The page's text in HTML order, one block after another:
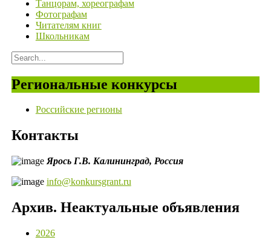
Танцорам, хореографам
Фотографам
Читателям книг
Школьникам
Региональные конкурсы
Российские регионы
Контакты
Ярось Г.В. Калининград, Россия
info@konkursgrant.ru
Архив. Неактуальные объявления
2026